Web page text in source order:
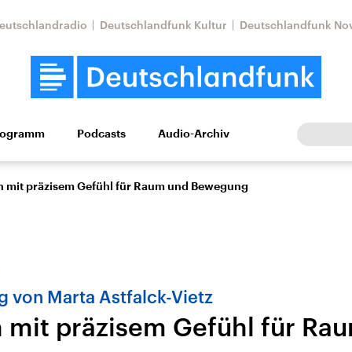
Deutschlandfunk Kultur Deutschlandfunk
Wissen Kultur Europa
Beiträge,
Nahostkonflikt
Iran
Podcasts Audio-Archiv
mit präzisem Gefühl für Raum und Bewegung
von Marta Astfalck-Vietz
mit präzisem Gefühl für